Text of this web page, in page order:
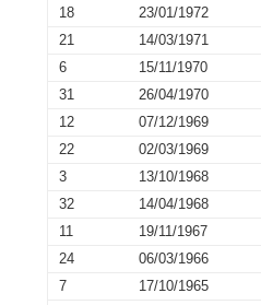
18
23/01/1972
21
14/03/1971
6
15/11/1970
31
26/04/1970
12
07/12/1969
22
02/03/1969
3
13/10/1968
32
14/04/1968
11
19/11/1967
24
06/03/1966
7
17/10/1965